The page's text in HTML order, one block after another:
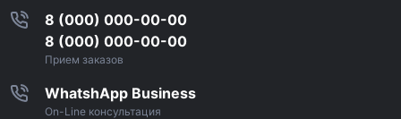
8 (000) 000-00-00
8 (000) 000-00-00
Прием заказов
WhatshApp Business
On-Line консультация